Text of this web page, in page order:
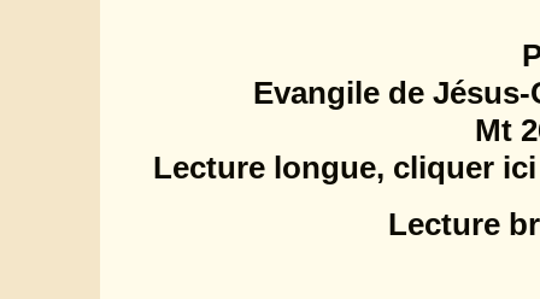
Evangile de
Mt
Lecture longue, cliquer
Lecture